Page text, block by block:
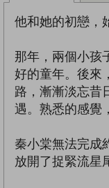
他和她的初戀，
那年，兩個小孩
好的童年。後來
路，漸漸淡忘昔
遇。熟悉的感覺
秦小棠無法完成
放開了捉緊流星